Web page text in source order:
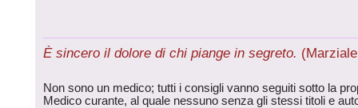
È sincero il dolore di chi piange in segreto.
Non sono un medico; tutti i consigli vanno seguiti sotto la
Medico curante, al quale nessuno senza gli stessi titoli e